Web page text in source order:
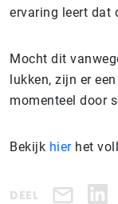
ervaring leert dat
Mocht dit
lukken, zijn er
momenteel door
Bekijk hierhet
DEEL